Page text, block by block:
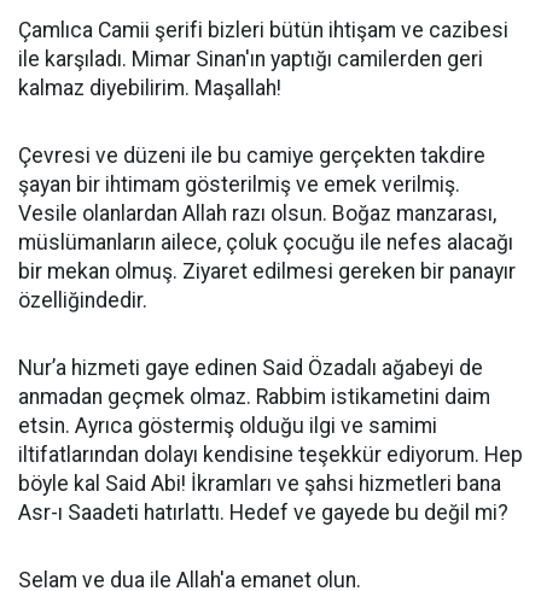
Çamlıca Camii şerifi bizleri bütün ihtişam ve cazibesi
ile karşıladı. Mimar Sinan'ın yaptığı camilerden geri
kalmaz diyebilirim. Maşallah!
Çevresi ve düzeni ile bu camiye gerçekten takdire
şayan bir ihtimam gösterilmiş ve emek verilmiş.
Vesile olanlardan Allah razı olsun. Boğaz manzarası,
müslümanların ailece, çoluk çocuğu ile nefes alacağı
bir mekan olmuş. Ziyaret edilmesi gereken bir panayır
özelliğindedir.
Nur’a hizmeti gaye edinen Said Özadalı ağabeyi de
anmadan geçmek olmaz. Rabbim istikametini daim
etsin. Ayrıca göstermiş olduğu ilgi ve samimi
iltifatlarından dolayı kendisine teşekkür ediyorum. Hep
böyle kal Said Abi! İkramları ve şahsi hizmetleri bana
Asr-ı Saadeti hatırlattı. Hedef ve gayede bu değil mi?
Selam ve dua ile Allah'a emanet olun.